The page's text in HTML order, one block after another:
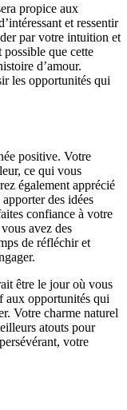
propice aux
et ressentir
par votre intuition et
possible que cette
d’amour.
les opportunités qui
positive. Votre
ce qui vous
également apprécié
des idées
confiance à votre
avez des
de réfléchir et
être le jour où vous
aux opportunités qui
Votre charme naturel
atouts pour
votre